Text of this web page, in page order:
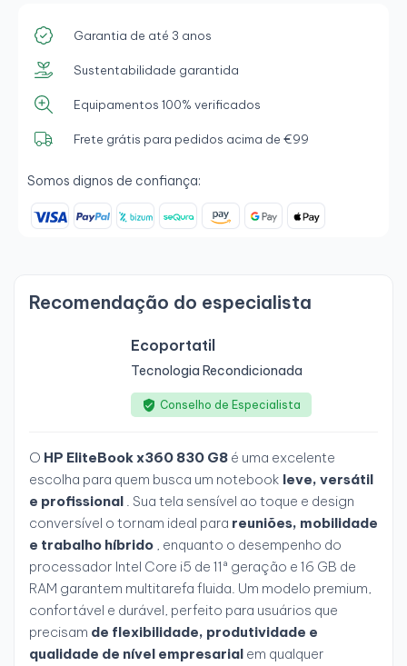
Garantia de até 3 anos
Sustentabilidade garantida
Equipamentos 100% verificados
Frete grátis para pedidos acima de €99
Somos dignos de confiança:
Recomendação do especialista
Ecoportatil
Tecnologia Recondicionada
Conselho de Especialista
O HP EliteBook x360 830 G8 é uma excelente
escolha para quem busca um notebook leve, versátil
e profissional . Sua tela sensível ao toque e design
conversível o tornam ideal para reuniões, mobilidade
e trabalho híbrido , enquanto o desempenho do
processador Intel Core i5 de 11ª geração e 16 GB de
RAM garantem multitarefa fluida. Um modelo premium,
confortável e durável, perfeito para usuários que
precisam de flexibilidade, produtividade e
qualidade de nível empresarial em qualquer